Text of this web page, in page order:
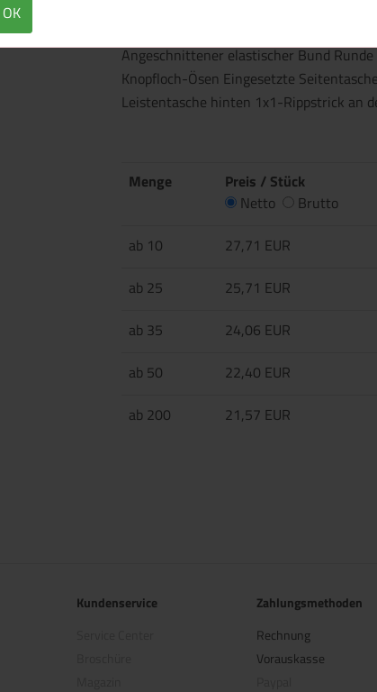
OK
Angeschnittener elastischer Bund
Knopfloch-Ösen Eingesetzte
Leistentasche hinten 1x1-Rippstrick an
Menge
Preis / Stück
Netto
Brutto
ab 10
27,71 EUR
ab 25
25,71 EUR
ab 35
24,06 EUR
ab 50
22,40 EUR
ab 200
21,57 EUR
Kundenservice
Zahlungsmethoden
Rechnung
Vorauskasse